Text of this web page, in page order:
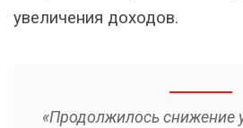
увеличения доходов.
«Продолжилось снижение